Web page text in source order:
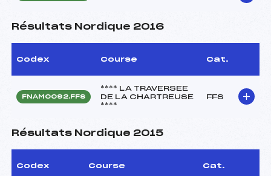
Résultats Nordique 2016
Codex Course Cat.
FNAM0092.FFS
**** LA TRAVERSEE
DE LA CHARTREUSE
****
FFS
Résultats Nordique 2015
Codex Course Cat.